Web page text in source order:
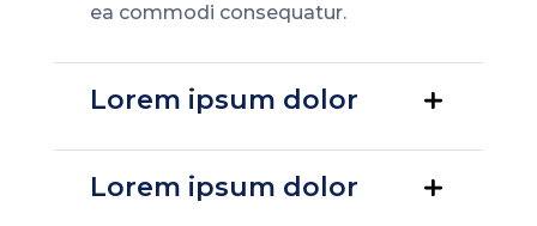
ea commodi consequatur.
Lorem ipsum dolor
Lorem ipsum dolor